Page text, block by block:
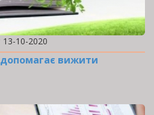
13-10-2020
допомагає вижити